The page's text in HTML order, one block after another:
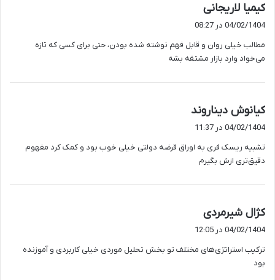
کیمیا لاریجانی
ف
:
04/02/1404 در 08:27
مطالب خیلی روان و قابل فهم نوشته شده بودن، حتی برای کسی که تازه
می‌خواد وارد بازار مشتقه بشه
کیانوش دیناروند
:
04/02/1404 در 11:37
تشبیه ریسک فری به اوراق قرضه دولتی خیلی خوب بود و کمک کرد مفهوم
دقیق‌تری ازش بگیرم
کژال شیرمردی
ف
:
04/02/1404 در 12:05
ترکیب استراتژی‌های مختلف تو بخش تحلیل موردی خیلی کاربردی و آموزنده
بود